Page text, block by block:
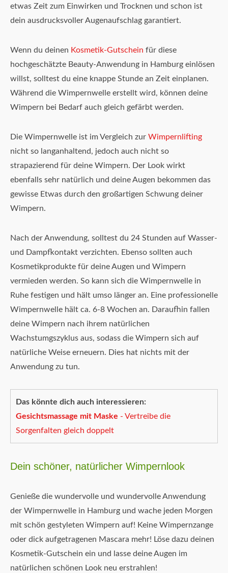
etwas Zeit zum Einwirken und Trocknen und schon ist
dein ausdrucksvoller Augenaufschlag garantiert.
Wenn du deinen Kosmetik-Gutschein für diese
hochgeschätzte Beauty-Anwendung in Hamburg einlösen
willst, solltest du eine knappe Stunde an Zeit einplanen.
Während die Wimpernwelle erstellt wird, können deine
Wimpern bei Bedarf auch gleich gefärbt werden.
Die Wimpernwelle ist im Vergleich zur Wimpernlifting
nicht so langanhaltend, jedoch auch nicht so
strapazierend für deine Wimpern. Der Look wirkt
ebenfalls sehr natürlich und deine Augen bekommen das
gewisse Etwas durch den großartigen Schwung deiner
Wimpern.
Nach der Anwendung, solltest du 24 Stunden auf Wasser-
und Dampfkontakt verzichten. Ebenso sollten auch
Kosmetikprodukte für deine Augen und Wimpern
vermieden werden. So kann sich die Wimpernwelle in
Ruhe festigen und hält umso länger an. Eine professionelle
Wimpernwelle hält ca. 6-8 Wochen an. Daraufhin fallen
deine Wimpern nach ihrem natürlichen
Wachstumgszyklus aus, sodass die Wimpern sich auf
natürliche Weise erneuern. Dies hat nichts mit der
Anwendung zu tun.
Das könnte dich auch interessieren:
Gesichtsmassage mit Maske - Vertreibe die
Sorgenfalten gleich doppelt
Dein schöner, natürlicher Wimpernlook
Genieße die wundervolle und wundervolle Anwendung
der Wimpernwelle in Hamburg und wache jeden Morgen
mit schön gestyleten Wimpern auf! Keine Wimpernzange
oder dick aufgetragenen Mascara mehr! Löse dazu deinen
Kosmetik-Gutschein ein und lasse deine Augen im
natürlichen schönen Look neu erstrahlen!